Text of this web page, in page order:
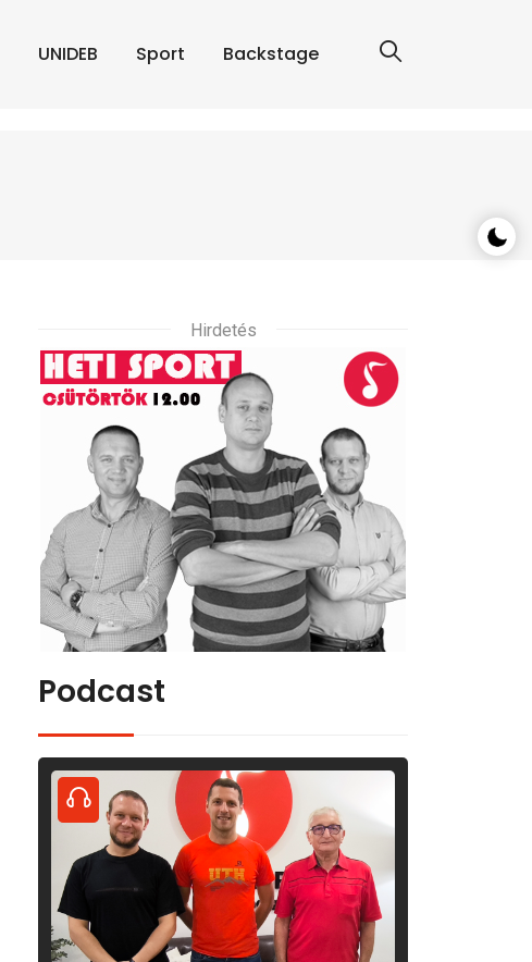
UNIDEB Sport Backstage
Hirdetés
Podcast